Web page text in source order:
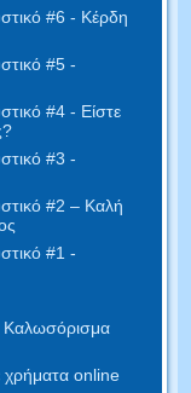
#6 - Κέρδη
#5 -
#4 - Είστε
#3 -
#2 – Καλή
#1 -
Καλωσόρισμα
χρήματα online